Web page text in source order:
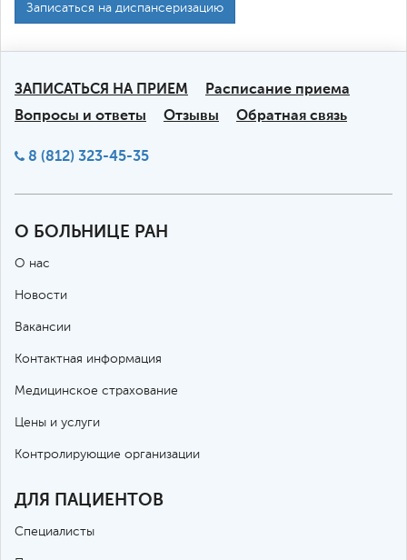
Записаться на диспансеризацию
ЗАПИСАТЬСЯ НА ПРИЕМ
Расписание приема
Вопросы и ответы
Отзывы Обратная связь
8 (812) 323-45-35
О БОЛЬНИЦЕ РАН
О нас
Новости
Вакансии
Контактная информация
Медицинское страхование
Цены и услуги
Контролирующие организации
ДЛЯ ПАЦИЕНТОВ
Специалисты